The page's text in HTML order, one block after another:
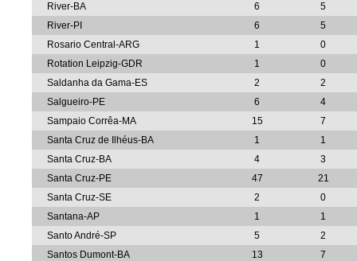
River-BA
6
5
River-PI
6
5
Rosario Central-ARG
1
0
Rotation Leipzig-GDR
1
0
Saldanha da Gama-ES
2
2
Salgueiro-PE
6
4
Sampaio Corrêa-MA
15
7
Santa Cruz de Ilhéus-BA
1
1
Santa Cruz-BA
4
3
Santa Cruz-PE
47
21
Santa Cruz-SE
2
0
Santana-AP
1
1
Santo André-SP
5
2
Santos Dumont-BA
13
7